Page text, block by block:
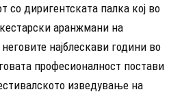
со диригентската палка кој во
аранжмани на
најблескави години во
професионалност постави
изведување на